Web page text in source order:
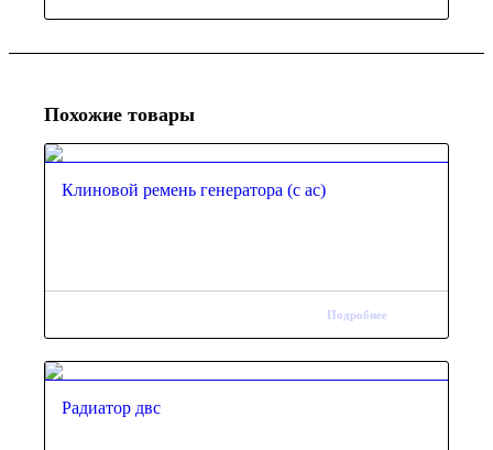
Похожие товары
Клиновой ремень генератора (с ас)
Подробнее
Радиатор двс